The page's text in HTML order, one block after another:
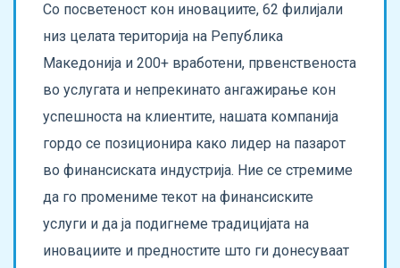
Со посветеност кон иновациите, 62 филијали
низ целата територија на Република
Македонија и 200+ вработени, првенственоста
во услугата и непрекинато ангажирање кон
успешноста на клиентите, нашата компанија
гордо се позиционира како лидер на пазарот
во финансиската индустрија. Ние се стремиме
да го промениме текот на финансиските
услуги и да ја подигнеме традицијата на
иновациите и предностите што ги донесуваат